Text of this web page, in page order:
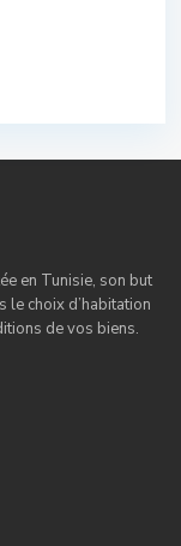
en Tunisie, son but
le choix d’habitation
de vos biens.